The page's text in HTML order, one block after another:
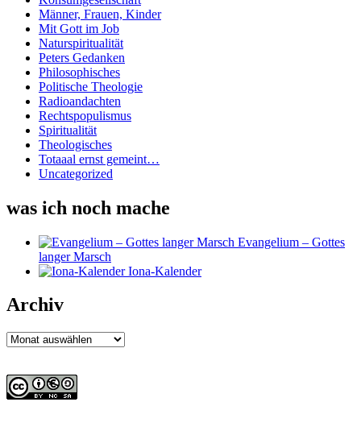
Männer, Frauen, Kinder
Mit Gott im Job
Naturspiritualität
Peters Gedanken
Philosophisches
Politische Theologie
Radioandachten
Rechtspopulismus
Spiritualität
Theologisches
Totaaal ernst gemeint…
Uncategorized
was ich noch mache
Evangelium – Gottes
langer Marsch
Iona-Kalender
Archiv
Archiv